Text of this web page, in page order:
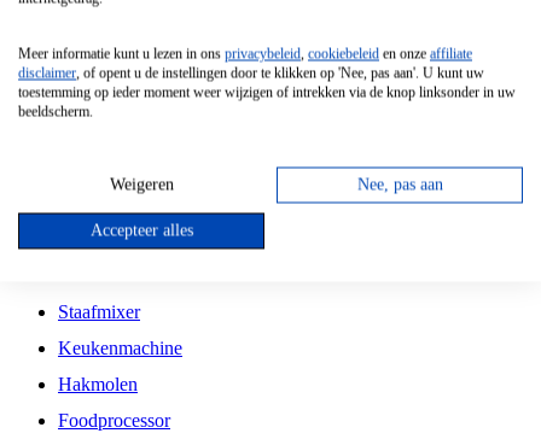
Vrijstaande Magnetron
Vrijstaande Kookplaat
Inbouw Gaskookplaat
Inbouw Keramische Kookplaat
Kookplaat Accessoires
Staafmixer
Keukenmachine
Hakmolen
Foodprocessor
Meer informatie kunt u lezen in ons privacybeleid, cookiebeleid en onze affiliate
disclaimer, of opent u de instellingen door te klikken op 'Nee, pas aan'. U kunt uw
toestemming op ieder moment weer wijzigen of intrekken via de knop linksonder in uw
beeldscherm.
Weigeren Nee, pas aan
Accepteer alles